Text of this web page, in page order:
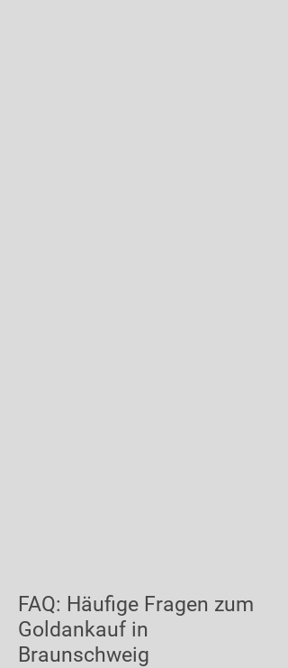
FAQ: Häufige Fragen zum
Goldankauf in
Braunschweig